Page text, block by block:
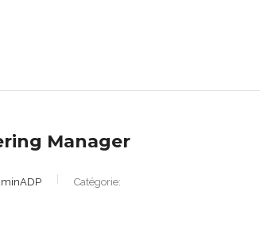
Manager
Catégorie: